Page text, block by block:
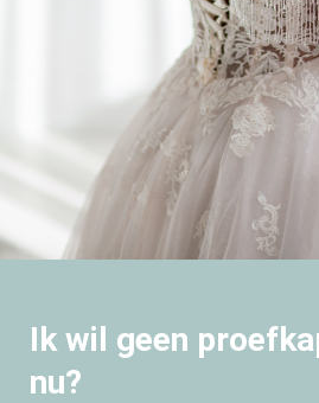
Ik wil geen
nu?